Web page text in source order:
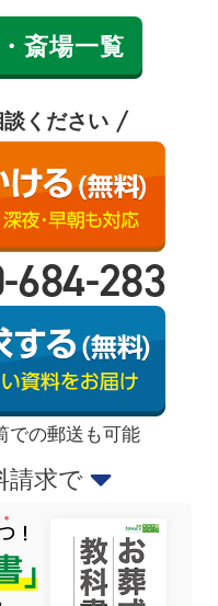
斎場一覧
ください
684-283
での郵送も可能
請求で